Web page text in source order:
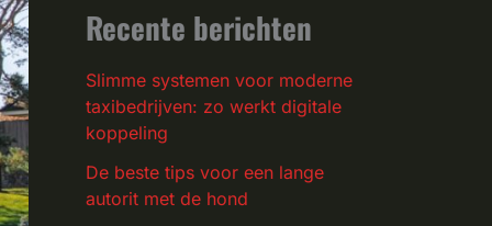
Recente berichten
Slimme systemen voor moderne
taxibedrijven: zo werkt digitale
koppeling
De beste tips voor een lange
autorit met de hond